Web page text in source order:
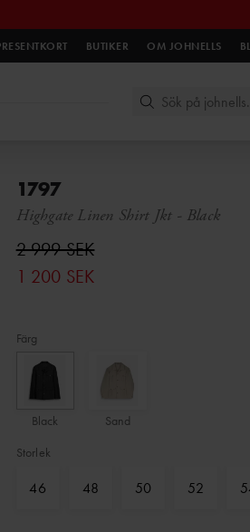
BUTIKER OM JOHNELLS
1797
Highgate Linen Shirt Jkt - Black
2 999 SEK
1 200 SEK
Färg
Black
Sand
Storlek
46 48 50 52